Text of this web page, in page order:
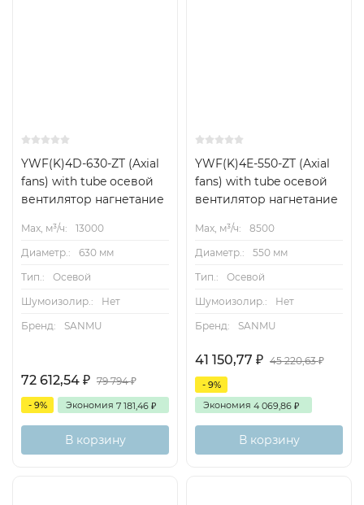
YWF(K)4D-630-ZT (Axial
fans) with tube осевой
вентилятор нагнетание
Max, м³/ч:
13000
Диаметр.:
630 мм
Тип.:
Осевой
Шумоизолир.:
Нет
Бренд:
SANMU
72 612,54 ₽ 79 794₽
- 9% Экономия 7 181,46 ₽
В корзину
YWF(K)4E-550-ZT (Axial
fans) with tube осевой
вентилятор нагнетание
Max, м³/ч:
8500
Диаметр.:
550 мм
Тип.:
Осевой
Шумоизолир.:
Нет
Бренд:
SANMU
41 150,77 ₽ 45 220,63₽
- 9%
Экономия 4 069,86 ₽
В корзину